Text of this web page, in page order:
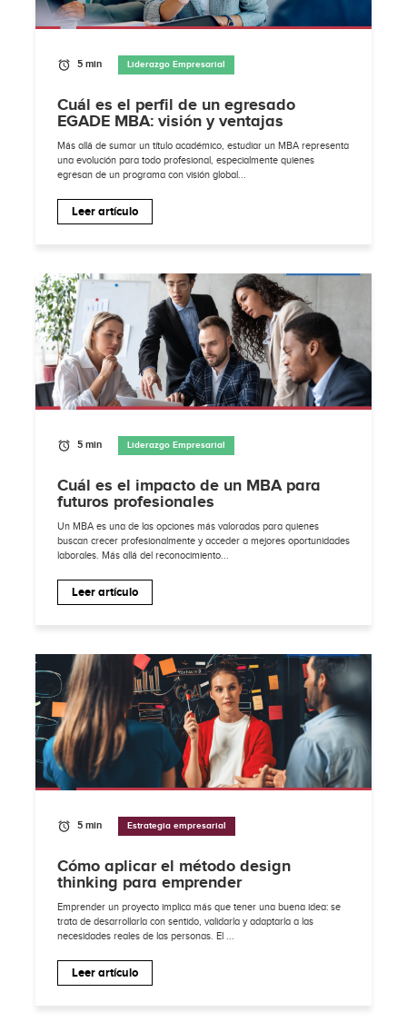
5 min Liderazgo Empresarial
Cuál es el perfil de un egresado
EGADE MBA: visión y ventajas
Más allá de sumar un título académico, estudiar un MBA representa
una evolución para todo profesional, especialmente quienes
egresan de un programa con visión global...
Leer artículo
5 min Liderazgo Empresarial
Cuál es el impacto de un MBA para
futuros profesionales
Un MBA es una de las opciones más valoradas para quienes
buscan crecer profesionalmente y acceder a mejores oportunidades
laborales. Más allá del reconocimiento...
Leer artículo
5 min Estrategia empresarial
Cómo aplicar el método design
thinking para emprender
Emprender un proyecto implica más que tener una buena idea: se
trata de desarrollarla con sentido, validarla y adaptarla a las
necesidades reales de las personas. El ...
Leer artículo